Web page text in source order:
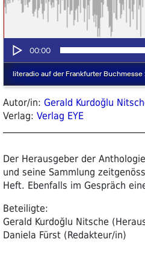
Autor/in: Gerald Kurdoğlu
Verlag: Verlag EYE
Der Herausgeber der
und seine Sammlung
Heft. Ebenfalls im Gespräch
Beteiligte:
Gerald Kurdoğlu Nitsche
Daniela Fürst (Redakteur/in)